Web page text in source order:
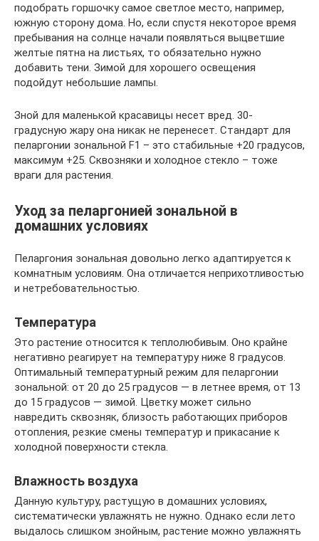
подобрать горшочку самое светлое место, например,
южную сторону дома. Но, если спустя некоторое время
пребывания на солнце начали появляться выцветшие
желтые пятна на листьях, то обязательно нужно
добавить тени. Зимой для хорошего освещения
подойдут небольшие лампы.
Зной для маленькой красавицы несет вред. 30-
градусную жару она никак не перенесет. Стандарт для
пеларгонии зональной F1 – это стабильные +20 градусов,
максимум +25. Сквозняки и холодное стекло – тоже
враги для растения.
Уход за пеларгонией зональной в
домашних условиях
Пеларгония зональная довольно легко адаптируется к
комнатным условиям. Она отличается неприхотливостью
и нетребовательностью.
Температура
Это растение относится к теплолюбивым. Оно крайне
негативно реагирует на температуру ниже 8 градусов.
Оптимальный температурный режим для пеларгонии
зональной: от 20 до 25 градусов — в летнее время, от 13
до 15 градусов — зимой. Цветку может сильно
навредить сквозняк, близость работающих приборов
отопления, резкие смены температур и прикасание к
холодной поверхности стекла.
Влажность воздуха
Данную культуру, растущую в домашних условиях,
систематически увлажнять не нужно. Однако если лето
выдалось слишком знойным, растение можно увлажнять